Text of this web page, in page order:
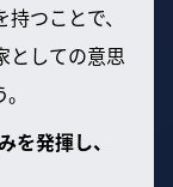
つことで、
としての意思
を発揮し、